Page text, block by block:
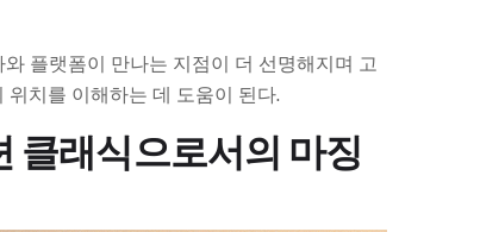
플랫폼이 만나는 지점이 더 선명해지며 고
치를 이해하는 데 도움이 된다.
클래식으로서의 마징